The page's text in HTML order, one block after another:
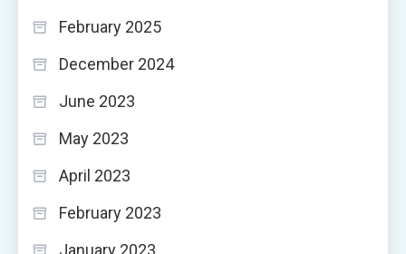
February 2025
December 2024
June 2023
May 2023
April 2023
February 2023
January 2023